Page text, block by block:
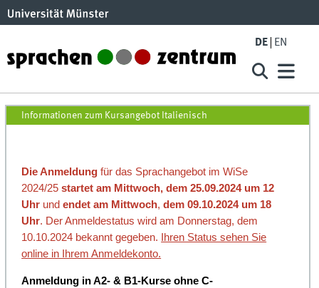
DE EN
Italienisch WiSe24
Informationen zum Kursangebot Italienisch
Die Anmeldung für das Sprachangebot im WiSe
2024/25startet am Mittwoch, dem 25.09.2024 um 12
Uhr undendet am Mittwoch,dem 09.10.2024 um 18
Uhr. Der Anmeldestatus wird am Donnerstag, dem
10.10.2024 bekannt gegeben. Ihren Status sehen Sie
online in Ihrem Anmeldekonto.
Anmeldung in A2- & B1-Kurse ohne C-